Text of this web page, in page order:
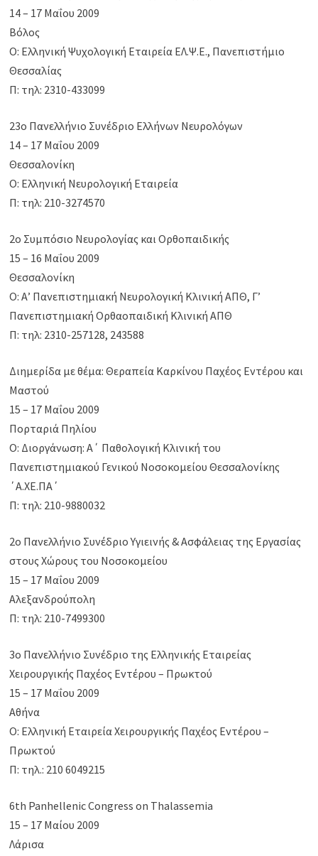
14 – 17 Μαΐου 2009
Βόλος
Ο: Ελληνική Ψυχολογική Εταιρεία ΕΛ.Ψ.Ε., Πανεπιστήμιο
Θεσσαλίας
Π: τηλ: 2310-433099
23ο Πανελλήνιο Συνέδριο Ελλήνων Νευρολόγων
14 – 17 Μαΐου 2009
Θεσσαλονίκη
Ο: Ελληνική Νευρολογική Εταιρεία
Π: τηλ: 210-3274570
2ο Συμπόσιο Νευρολογίας και Ορθοπαιδικής
15 – 16 Μαΐου 2009
Θεσσαλονίκη
Ο: Α’ Πανεπιστημιακή Νευρολογική Κλινική ΑΠΘ, Γ’
Πανεπιστημιακή Ορθαοπαιδική Κλινική ΑΠΘ
Π: τηλ: 2310-257128, 243588
Διημερίδα με θέμα: Θεραπεία Καρκίνου Παχέος Εντέρου και
Μαστού
15 – 17 Μαΐου 2009
Πορταριά Πηλίου
Ο: Διοργάνωση: Α΄ Παθολογική Κλινική του
Πανεπιστημιακού Γενικού Νοσοκομείου Θεσσαλονίκης
΄Α.ΧΕ.ΠΑ΄
Π: τηλ: 210-9880032
2ο Πανελλήνιο Συνέδριο Υγιεινής & Ασφάλειας της Εργασίας
στους Χώρους του Νοσοκομείου
15 – 17 Μαΐου 2009
Αλεξανδρούπολη
Π: τηλ: 210-7499300
3ο Πανελλήνιο Συνέδριο της Ελληνικής Εταιρείας
Χειρουργικής Παχέος Εντέρου – Πρωκτού
15 – 17 Μαΐου 2009
Αθήνα
Ο: Ελληνική Εταιρεία Χειρουργικής Παχέος Εντέρου –
Πρωκτού
Π: τηλ.: 210 6049215
6th Panhellenic Congress on Thalassemia
15 – 17 Μαίου 2009
Λάρισα